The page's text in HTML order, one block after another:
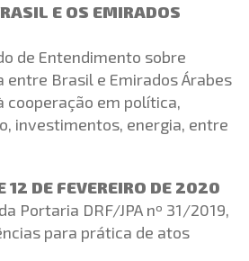
E OS EMIRADOS
de Entendimento sobre
Brasil e Emirados Árabes
cooperação em política,
investimentos, energia, entre
12 DE FEVEREIRO DE 2020
Portaria DRF/JPA nº 31/2019,
para prática de atos